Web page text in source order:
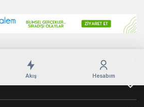
Akış Hesabım